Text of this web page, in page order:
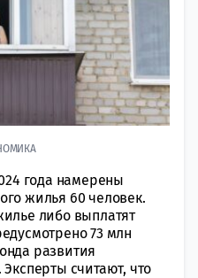
года намерены
жилья 60 человек.
либо выплатят
73 млн
развития
считают, что